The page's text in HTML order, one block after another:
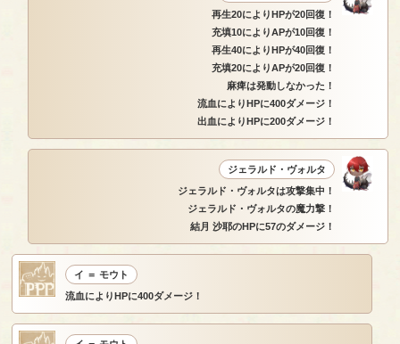
再生20によりHPが20回復！
充填10によりAPが10回復！
再生40によりHPが40回復！
充填20によりAPが20回復！
麻痺は発動しなかった！
流血によりHPに400ダメージ！
出血によりHPに200ダメージ！
ジェラルド・ヴォルタ
ジェラルド・ヴォルタは攻撃集中！
ジェラルド・ヴォルタの魔力撃！
結月 沙耶のHPに57のダメージ！
イ ＝ モウト
流血によりHPに400ダメージ！